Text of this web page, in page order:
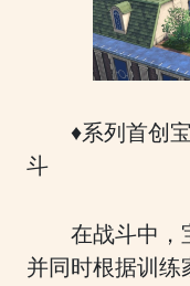
♦系列首创
斗
在战斗中，
并同时根据训练